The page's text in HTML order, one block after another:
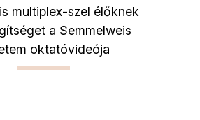
multiplex-szel élőknek
a Semmelweis
oktatóvideója